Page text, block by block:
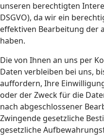
unseren berechtigten
DSGVO), da wir ein
effektiven Bearbeitung der
haben.
Die von Ihnen an uns per
Daten verbleiben bei uns,
auffordern, Ihre
oder der Zweck für die
nach abgeschlossener
Zwingende gesetzliche
gesetzliche